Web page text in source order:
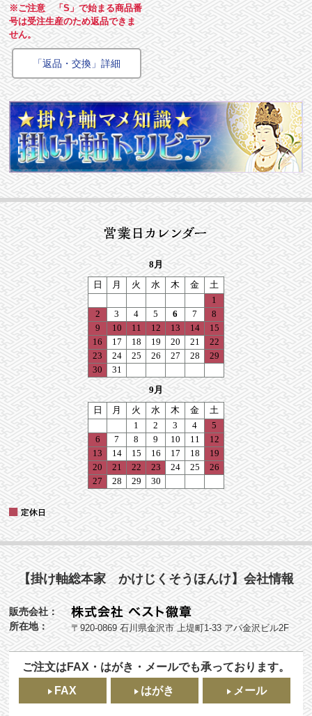
※ご注意 「S」で始まる商品番
号は受注生産のため返品できま
せん。
「返品・交換」詳細
【掛け軸総本家 かけじくそうほんけ】会社情報
販売会社：
所在地：
〒920-0869 石川県金沢市 上堤町1-33 アパ金沢ビル2F
ご注文はFAX・はがき・メールでも承っております。
FAX
はがき メール